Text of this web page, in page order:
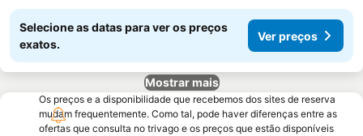
Selecione as datas para ver os preços
exatos.
Ver preços
Mostrar mais
Os preços e a disponibilidade que recebemos dos sites de reserva
mudam frequentemente. Como tal, pode haver diferenças entre as
ofertas que consulta no trivago e os preços que estão disponíveis